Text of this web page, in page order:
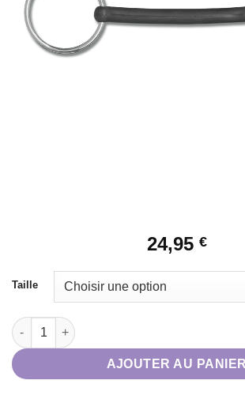
24,95 €
Taille
quantité de MORS DROIT CAOUTCHOUC
AJOUTER AU PANIER